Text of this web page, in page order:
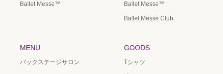
Ballet Messe™️ Ballet Messe™️
Ballet Messe Club
MENU
バックステージサロン
GOODS
Tシャツ